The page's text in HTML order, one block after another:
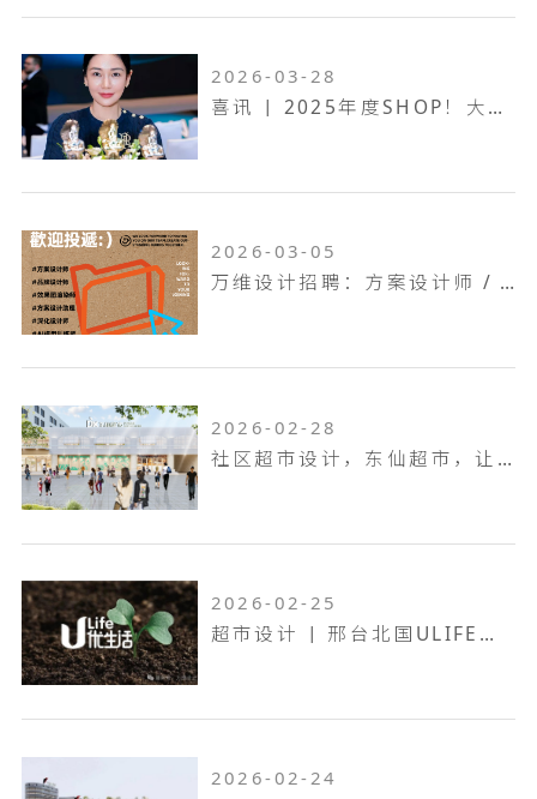
2026-03-28
喜讯 | 2025年度SHOP！大奖赛，万维设计斩获一金两银！
2026-03-05
万维设计招聘：方案设计师 / 方案设计助理...
2026-02-28
社区超市设计，东仙超市，让生活回归本真！
2026-02-25
超市设计 | 邢台北国ULIFE，共生共融，工业底色的烟火叙事！
2026-02-24